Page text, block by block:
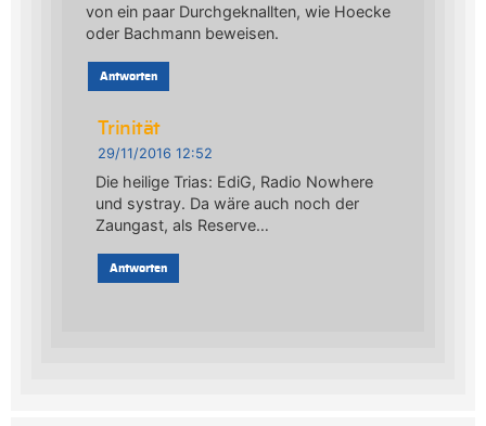
von ein paar Durchgeknallten, wie Hoecke
oder Bachmann beweisen.
Antworten
Trinität
29/11/2016 12:52
Die heilige Trias: EdiG, Radio Nowhere
und systray. Da wäre auch noch der
Zaungast, als Reserve…
Antworten